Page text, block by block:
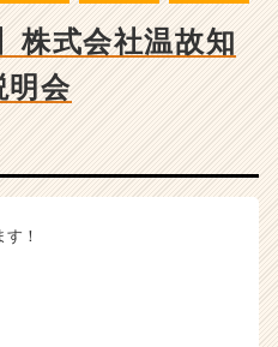
株式会社温故知
会
！